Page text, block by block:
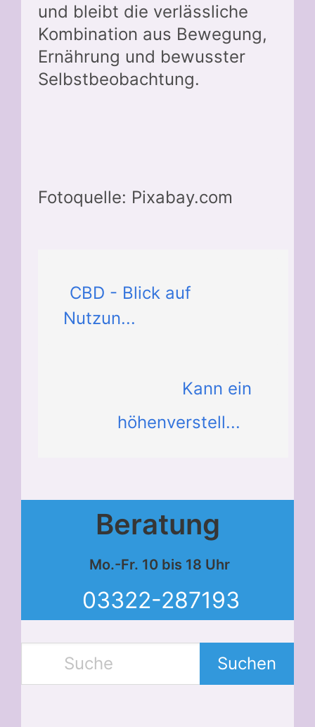
und bleibt die verlässliche
Kombination aus Bewegung,
Ernährung und bewusster
Selbstbeobachtung.
Fotoquelle: Pixabay.com
CBD - Blick auf
Nutzun...
Kann ein
höhenverstell...
Beratung
Mo.-Fr. 10 bis 18 Uhr
03322-287193
Suchen